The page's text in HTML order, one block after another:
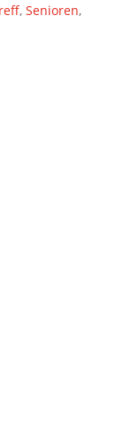
, Senioren,